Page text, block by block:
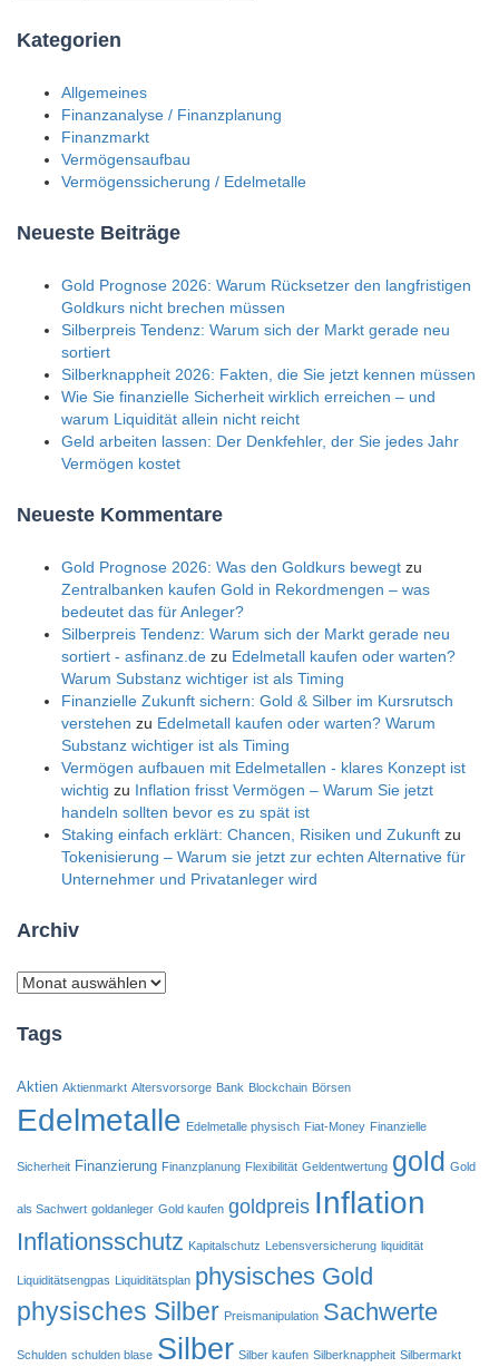
Kategorien
Allgemeines
Finanzanalyse / Finanzplanung
Finanzmarkt
Vermögensaufbau
Vermögenssicherung / Edelmetalle
Neueste Beiträge
Gold Prognose 2026: Warum Rücksetzer den langfristigen
Goldkurs nicht brechen müssen
Silberpreis Tendenz: Warum sich der Markt gerade neu
sortiert
Silberknappheit 2026: Fakten, die Sie jetzt kennen müssen
Wie Sie finanzielle Sicherheit wirklich erreichen – und
warum Liquidität allein nicht reicht
Geld arbeiten lassen: Der Denkfehler, der Sie jedes Jahr
Vermögen kostet
Neueste Kommentare
Gold Prognose 2026: Was den Goldkurs bewegt zu
Zentralbanken kaufen Gold in Rekordmengen – was
bedeutet das für Anleger?
Silberpreis Tendenz: Warum sich der Markt gerade neu
sortiert - asfinanz.de zu Edelmetall kaufen oder warten?
Warum Substanz wichtiger ist als Timing
Finanzielle Zukunft sichern: Gold & Silber im Kursrutsch
verstehen zu Edelmetall kaufen oder warten? Warum
Substanz wichtiger ist als Timing
Vermögen aufbauen mit Edelmetallen - klares Konzept ist
wichtig zu Inflation frisst Vermögen – Warum Sie jetzt
handeln sollten bevor es zu spät ist
Staking einfach erklärt: Chancen, Risiken und Zukunft zu
Tokenisierung – Warum sie jetzt zur echten Alternative für
Unternehmer und Privatanleger wird
Archiv
Archiv
Tags
Aktien Aktienmarkt Altersvorsorge Bank Blockchain Börsen
Edelmetalle Edelmetalle physisch Fiat-Money Finanzielle
Sicherheit Finanzierung Finanzplanung Flexibilität Geldentwertung gold Gold
als Sachwert goldanleger Gold kaufen goldpreis Inflation
Inflationsschutz Kapitalschutz Lebensversicherung liquidität
Liquiditätsengpas Liquiditätsplan physisches Gold
physisches Silber Preismanipulation Sachwerte
Schulden schulden blase Silber Silber kaufen Silberknappheit Silbermarkt